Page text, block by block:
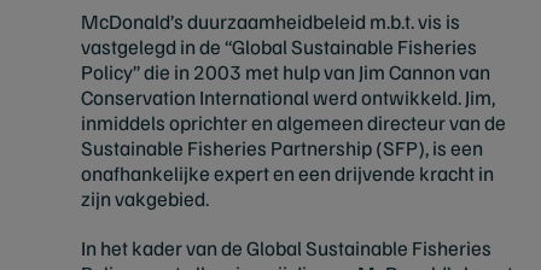
McDonald’s duurzaamheidbeleid m.b.t. vis is
vastgelegd in de “Global Sustainable Fisheries
Policy” die in 2003 met hulp van Jim Cannon van
Conservation International werd ontwikkeld. Jim,
inmiddels oprichter en algemeen directeur van de
Sustainable Fisheries Partnership (SFP), is een
onafhankelijke expert en een drijvende kracht in
zijn vakgebied.
In het kader van de Global Sustainable Fisheries